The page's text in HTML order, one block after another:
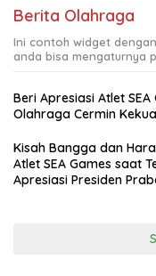
Berita Olahraga
Ini contoh widget
anda bisa mengaturnya
Beri Apresiasi Atlet
Olahraga Cermin
Kisah Bangga dan
Atlet SEA Games saat
Apresiasi Presiden